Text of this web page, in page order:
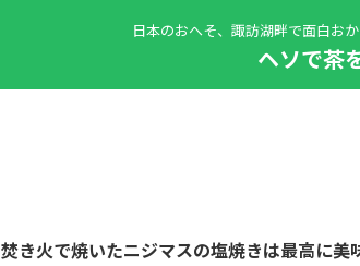
日本のおへそ、諏訪湖畔で面白お
ヘソで茶
焚き火で焼いたニジマスの塩焼きは最高に美